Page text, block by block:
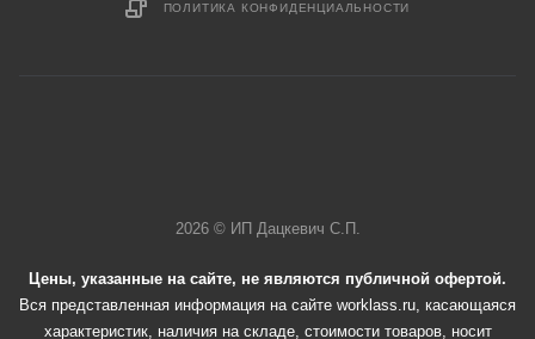
ПОЛИТИКА КОНФИДЕНЦИАЛЬНОСТИ
2026 © ИП Дацкевич С.П.
Цены, указанные на сайте, не являются публичной офертой.
Вся представленная информация на сайте worklass.ru, касающаяся
характеристик, наличия на складе, стоимости товаров, носит